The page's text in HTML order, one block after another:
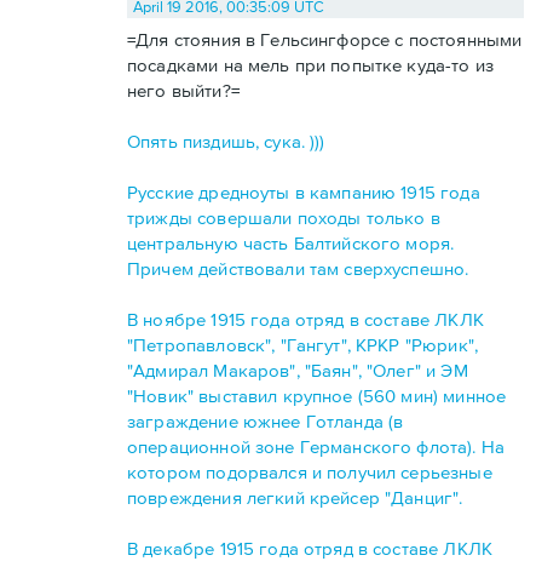
April 19 2016, 00:35:09 UTC
=Для стояния в Гельсингфорсе с постоянными
посадками на мель при попытке куда-то из
него выйти?=
Опять пиздишь, сука. )))
Русские дредноуты в кампанию 1915 года
трижды совершали походы только в
центральную часть Балтийского моря.
Причем действовали там сверхуспешно.
В ноябре 1915 года отряд в составе ЛКЛК
"Петропавловск", "Гангут", КРКР "Рюрик",
"Адмирал Макаров", "Баян", "Олег" и ЭМ
"Новик" выставил крупное (560 мин) минное
заграждение южнее Готланда (в
операционной зоне Германского флота). На
котором подорвался и получил серьезные
повреждения легкий крейсер "Данциг".
В декабре 1915 года отряд в составе ЛКЛК